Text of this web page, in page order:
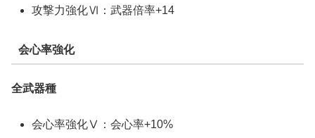
攻撃力強化Ⅵ：武器倍率+14
会心率強化
全武器種
会心率強化Ⅴ：会心率+10%